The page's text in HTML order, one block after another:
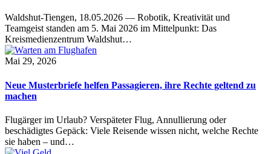
Waldshut-Tiengen, 18.05.2026 — Robotik, Kreativität und
Teamgeist standen am 5. Mai 2026 im Mittelpunkt: Das
Kreismedienzentrum Waldshut…
Mai 29, 2026
Neue Musterbriefe helfen Passagieren, ihre Rechte geltend zu
machen
Flugärger im Urlaub? Verspäteter Flug, Annullierung oder
beschädigtes Gepäck: Viele Reisende wissen nicht, welche Rechte
sie haben – und…